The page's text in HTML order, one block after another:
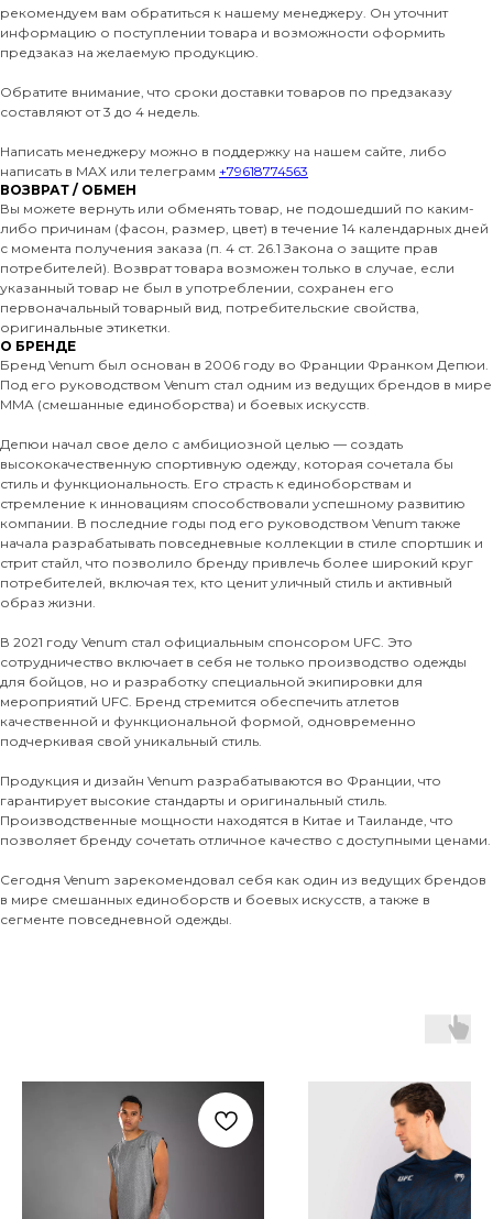
рекомендуем вам обратиться к нашему менеджеру. Он уточнит
информацию о поступлении товара и возможности оформить
предзаказ на желаемую продукцию.
Обратите внимание, что сроки доставки товаров по предзаказу
составляют от 3 до 4 недель.
Написать менеджеру можно в поддержку на нашем сайте, либо
написать в MAX или телеграмм +79618774563
ВОЗВРАТ / ОБМЕН
Вы можете вернуть или обменять товар, не подошедший по каким-
либо причинам (фасон, размер, цвет) в течение 14 календарных дней
с момента получения заказа (п. 4 ст. 26.1 Закона о защите прав
потребителей). Возврат товара возможен только в случае, если
указанный товар не был в употреблении, сохранен его
первоначальный товарный вид, потребительские свойства,
оригинальные этикетки.
О БРЕНДЕ
Бренд Venum был основан в 2006 году во Франции Франком Депюи.
Под его руководством Venum стал одним из ведущих брендов в мире
MMA (смешанные единоборства) и боевых искусств.
Депюи начал свое дело с амбициозной целью — создать
высококачественную спортивную одежду, которая сочетала бы
стиль и функциональность. Его страсть к единоборствам и
стремление к инновациям способствовали успешному развитию
компании. В последние годы под его руководством Venum также
начала разрабатывать повседневные коллекции в стиле спортшик и
стрит стайл, что позволило бренду привлечь более широкий круг
потребителей, включая тех, кто ценит уличный стиль и активный
образ жизни.
В 2021 году Venum стал официальным спонсором UFC. Это
сотрудничество включает в себя не только производство одежды
для бойцов, но и разработку специальной экипировки для
мероприятий UFC. Бренд стремится обеспечить атлетов
качественной и функциональной формой, одновременно
подчеркивая свой уникальный стиль.
Продукция и дизайн Venum разрабатываются во Франции, что
гарантирует высокие стандарты и оригинальный стиль.
Производственные мощности находятся в Китае и Таиланде, что
позволяет бренду сочетать отличное качество с доступными ценами.
Сегодня Venum зарекомендовал себя как один из ведущих брендов
в мире смешанных единоборств и боевых искусств, а также в
сегменте повседневной одежды.